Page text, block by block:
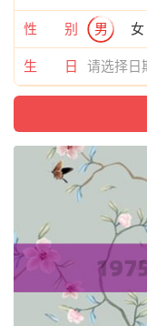
性 别 男 女
生 日